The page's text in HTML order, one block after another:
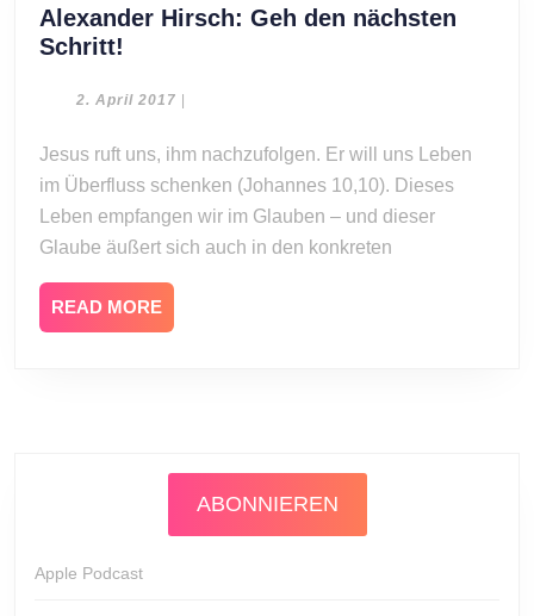
Alexander Hirsch: Geh den nächsten
Schritt!
Geh
nächsten
Schritt!
2. April 2017 2.|
Jesus ruft uns, ihm nachzufolgen. Er will uns Leben
im Überfluss schenken (Johannes 10,10). Dieses
Leben empfangen wir im Glauben – und dieser
Glaube äußert sich auch in den konkreten
READ MORE
MORE
ABONNIEREN
Apple Podcast